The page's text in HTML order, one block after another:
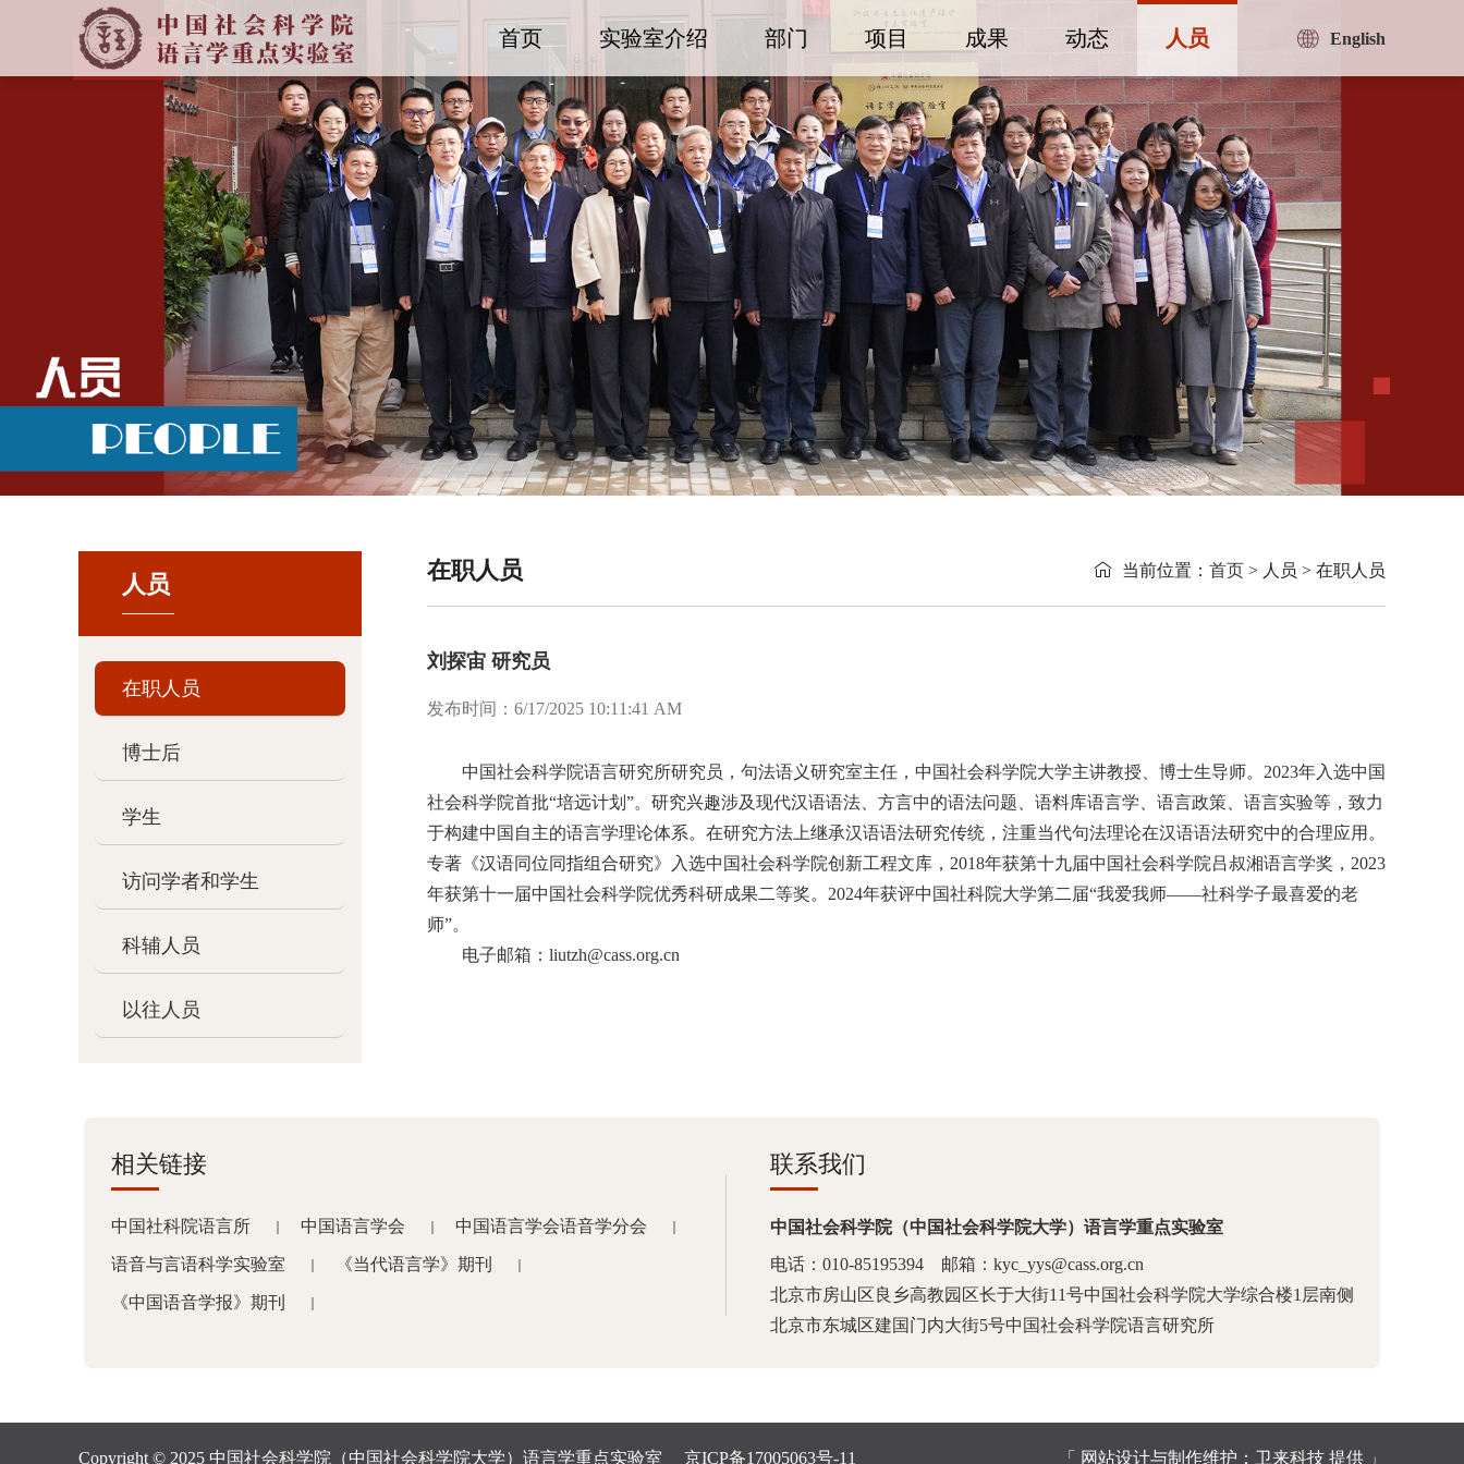
首页 实验室介绍 部门 项目 成果 动态 人员 English
人员
在职人员
博士后
学生
访问学者和学生
科辅人员
以往人员
在职人员  当前位置： 首页 > 人员 > 在职人员
刘探宙 研究员
发布时间：6/17/2025 10:11:41 AM
中国社会科学院语言研究所研究员，句法语义研究室主任，中国社会科学院大学主讲教授、博士生导师。 2023年入选中国
社会科学院首批“培远计划 ”。研究兴趣涉及现代汉语语法、方言中的语法问题、语料库语言学、语言政策、语言实验等，致力
于构建中国自主的语言学理论体系。在研究方法上继承汉语语法研究传统，注重当代句法理论在汉语语法研究中的合理应用。
专著《汉语同位同指组合研究》入选中国社会科学院创新工程文库， 2018年获第十九届中国社会科学院吕叔湘语言学奖， 2023
年获第十一届中国社会科学院优秀科研成果二等奖。 2024年获评中国社科院大学第二届“我爱我师——社科学子最喜爱的老
师”。
电子邮箱：liutzh@cass.org.cn
相关链接
中国社科院语言所 中国语言学会 中国语言学会语音学分会
语音与言语科学实验室 《当代语言学》期刊
《中国语音学报》期刊
联系我们
中国社会科学院（中国社会科学院大学）语言学重点实验室
电话：010-85195394 邮箱：kyc_yys@cass.org.cn
北京市房山区良乡高教园区长于大街11号中国社会科学院大学综合楼1层南侧
北京市东城区建国门内大街5号中国社会科学院语言研究所
Copyright © 2025 中国社会科学院（中国社会科学院大学）语言学重点实验室 京ICP备17005063号-11 「 网站设计与制作维护：卫来科技 提供 」